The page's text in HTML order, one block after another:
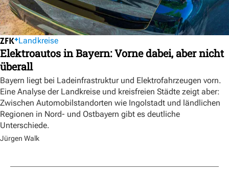
Landkreise
Elektroautos in Bayern: Vorne dabei, aber nicht
überall
Bayern liegt bei Ladeinfrastruktur und Elektrofahrzeugen vorn.
Eine Analyse der Landkreise und kreisfreien Städte zeigt aber:
Zwischen Automobilstandorten wie Ingolstadt und ländlichen
Regionen in Nord- und Ostbayern gibt es deutliche
Unterschiede.
Jürgen Walk